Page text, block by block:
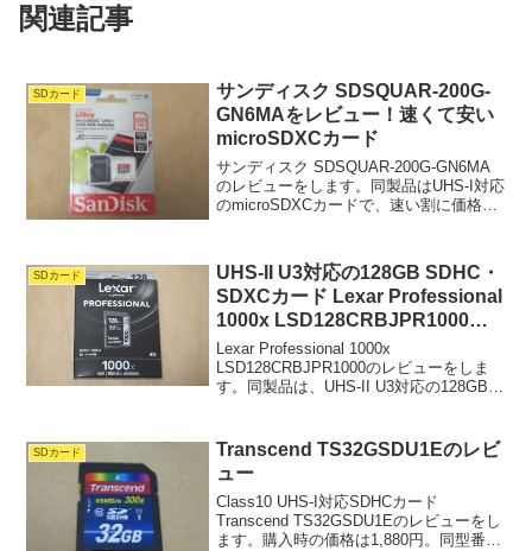
関連記事
SDカード
サンディスク SDSQUAR-200G-
GN6MAをレビュー！速くて安い
microSDXCカード
サンディスク SDSQUAR-200G-GN6MA
のレビューをします。同製品はUHS-I対応
のmicroSDXCカードで、速い割に価格が
128GB,256GB,400GBやもっと小さ...
SDカード
UHS-II U3対応の128GB SDHC・
SDXCカード Lexar Professional
1000x LSD128CRBJPR1000の
レビュー
Lexar Professional 1000x
LSD128CRBJPR1000のレビューをしま
す。同製品は、UHS-II U3対応の128GB
は9,51...
SDカード
Transcend TS32GSDU1Eのレビ
ュー
Class10 UHS-I対応SDHCカード
Transcend TS32GSDU1Eのレビューをし
ます。購入時の価格は1,880円。同型番の